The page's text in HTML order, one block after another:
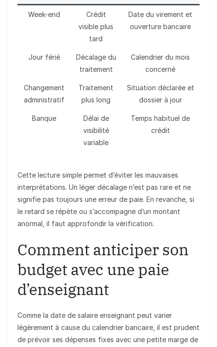
Week-end
Crédit
visible plus
tard
Date du virement et
ouverture bancaire
Jour férié
Décalage du
traitement
Calendrier du mois
concerné
Changement
administratif
Traitement
plus long
Situation déclarée et
dossier à jour
Banque
Délai de
visibilité
variable
Temps habituel de
crédit
Cette lecture simple permet d’éviter les mauvaises
interprétations. Un léger décalage n’est pas rare et ne
signifie pas toujours une erreur de paie. En revanche, si
le retard se répète ou s’accompagne d’un montant
anormal, il faut approfondir la vérification.
Comment anticiper son
budget avec une paie
d’enseignant
Comme la date de salaire enseignant peut varier
légèrement à cause du calendrier bancaire, il est prudent
de prévoir ses dépenses fixes avec une petite marge de